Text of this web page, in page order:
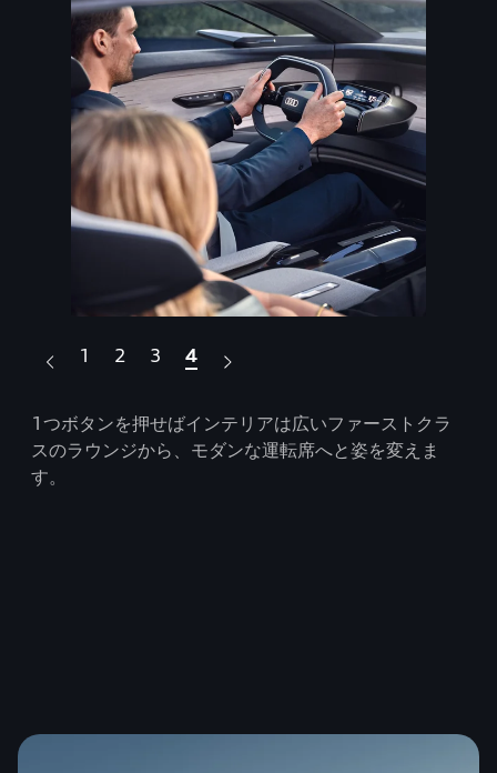
1つボタンを押せばインテリアは広いファーストクラ
スのラウンジから、モダンな運転席へと姿を変えま
す。
1 2 3 4